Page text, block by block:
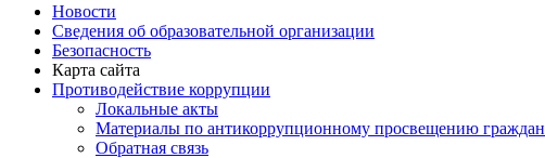
Новости
Сведения об образовательной организации
Безопасность
Карта сайта
Противодействие коррупции
Локальные акты
Материалы по антикоррупционному просвещению граждан
Обратная связь